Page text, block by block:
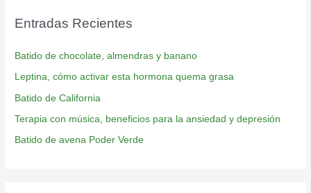
Entradas Recientes
Batido de chocolate, almendras y banano
Leptina, cómo activar esta hormona quema grasa
Batido de California
Terapia con música, beneficios para la ansiedad y depresión
Batido de avena Poder Verde